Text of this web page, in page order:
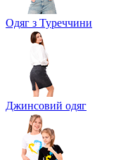
Одяг з Туреччини
Джинсовий одяг